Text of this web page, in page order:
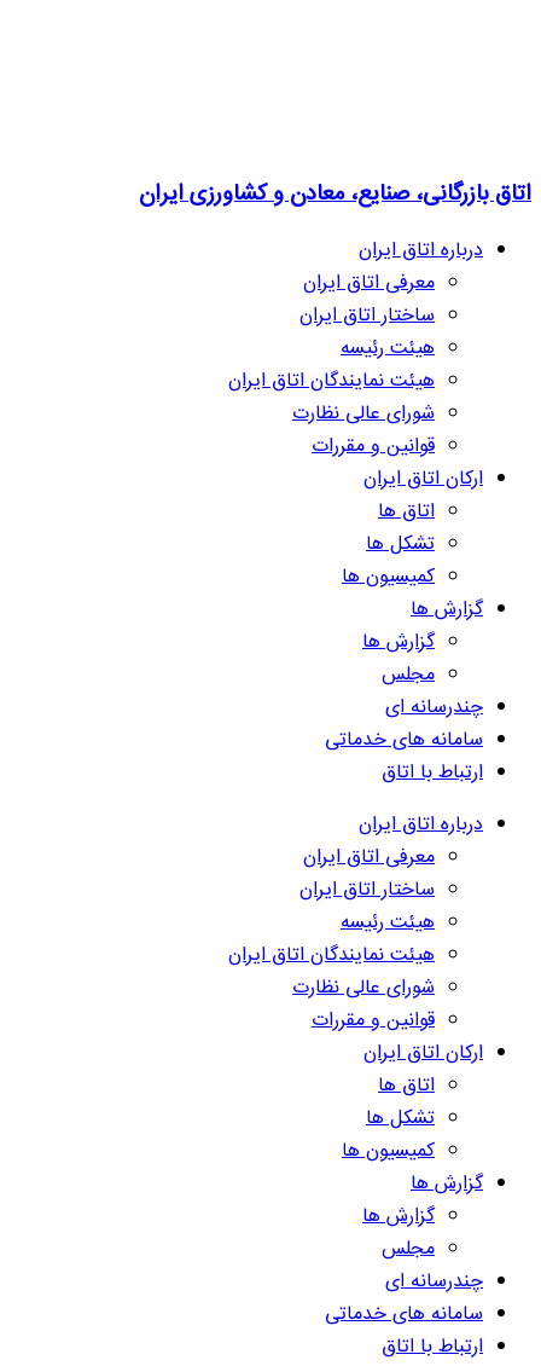
اتاق بازرگانی، صنایع، معادن و کشاورزی ایران
درباره اتاق ایران
معرفی اتاق ایران
ساختار اتاق ایران
هیئت رئیسه
هیئت نمایندگان اتاق ایران
شورای عالی نظارت
قوانین و مقررات
ارکان اتاق ایران
اتاق ها
تشکل ها
کمیسیون ها
گزارش ها
گزارش ها
مجلس
چندرسانه ای
سامانه های خدماتی
ارتباط با اتاق
درباره اتاق ایران
معرفی اتاق ایران
ساختار اتاق ایران
هیئت رئیسه
هیئت نمایندگان اتاق ایران
شورای عالی نظارت
قوانین و مقررات
ارکان اتاق ایران
اتاق ها
تشکل ها
کمیسیون ها
گزارش ها
گزارش ها
مجلس
چندرسانه ای
سامانه های خدماتی
ارتباط با اتاق